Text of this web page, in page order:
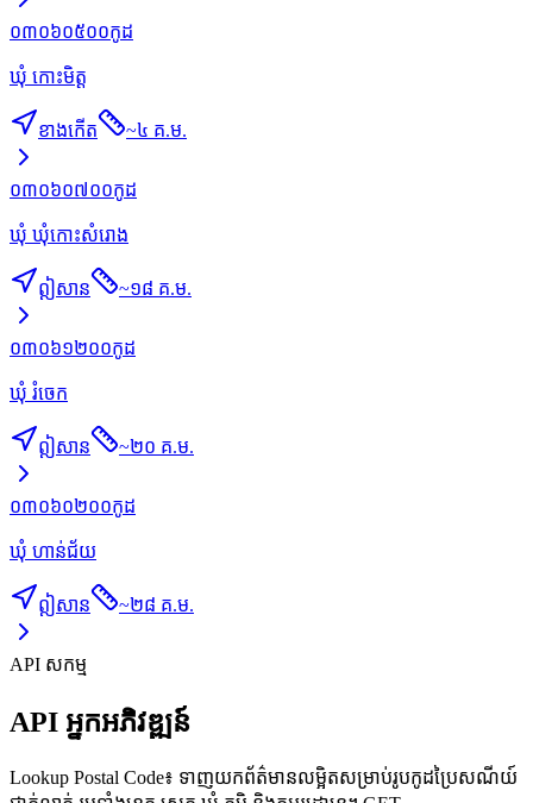
០៣០៦០៥០០កូដ
ឃុំ កោះមិត្ដ
ខាងកើត ~៤ គ.ម.
០៣០៦០៧០០កូដ
ឃុំ ឃុំកោះសំរោង
ឦសាន ~១៨ គ.ម.
០៣០៦១២០០កូដ
ឃុំ រំចេក
ឦសាន ~២០ គ.ម.
០៣០៦០២០០កូដ
ឃុំ ហាន់ជ័យ
ឦសាន ~២៨ គ.ម.
API សកម្ម
API អ្នកអភិវឌ្ឍន៍
Lookup Postal Code៖ ទាញយកព័ត៌មានលម្អិតសម្រាប់រូបកូដប្រៃសណីយ៍